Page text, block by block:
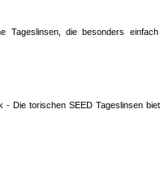
Tageslinsen, die besonders
- Die torischen SEED Tageslinsen